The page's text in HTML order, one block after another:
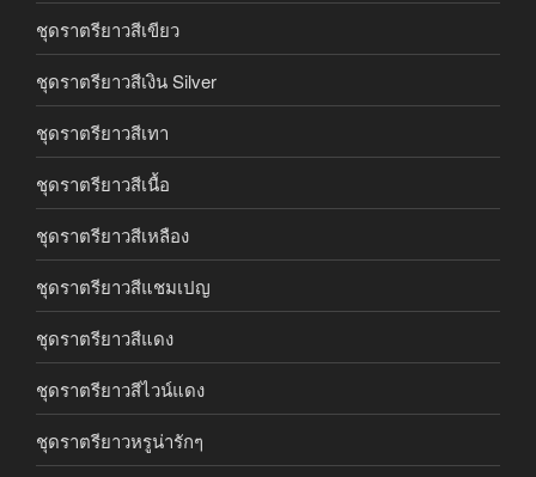
ชุดราตรียาวสีเขียว
ชุดราตรียาวสีเงิน Silver
ชุดราตรียาวสีเทา
ชุดราตรียาวสีเนื้อ
ชุดราตรียาวสีเหลือง
ชุดราตรียาวสีแชมเปญ
ชุดราตรียาวสีแดง
ชุดราตรียาวสีไวน์แดง
ชุดราตรียาวหรูน่ารักๆ